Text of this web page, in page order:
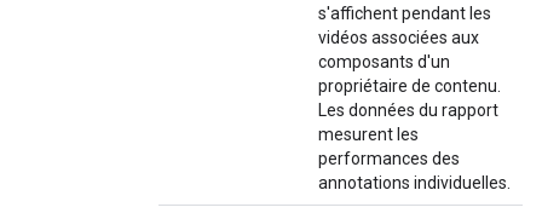
s'affichent pendant les
vidéos associées aux
composants d'un
propriétaire de contenu.
Les données du rapport
mesurent les
performances des
annotations individuelles.